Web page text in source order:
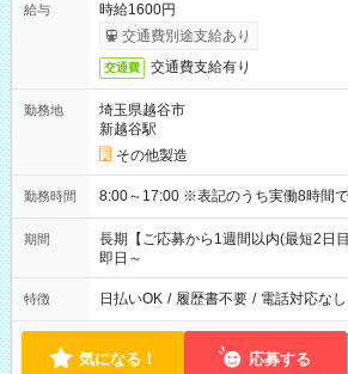
給与
時給1600円
交通費別途支給あり
交通費 交通費支給有り
勤務地
埼玉県越谷市
新越谷駅
その他製造
勤務時間 8:00～17:00 ※表記のうち実働8時間
期間
長期【ご応募から1週間以内(最短2日
即日～
特徴 日払いOK / 履歴書不要 / 電話対応なし
気になる！ 応募する